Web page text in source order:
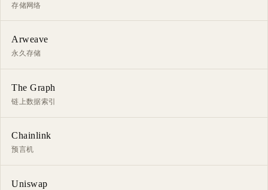
存储网络
Arweave
永久存储
The Graph
链上数据索引
Chainlink
预言机
Uniswap